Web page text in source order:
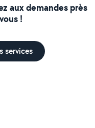
aux demandes près
!
services